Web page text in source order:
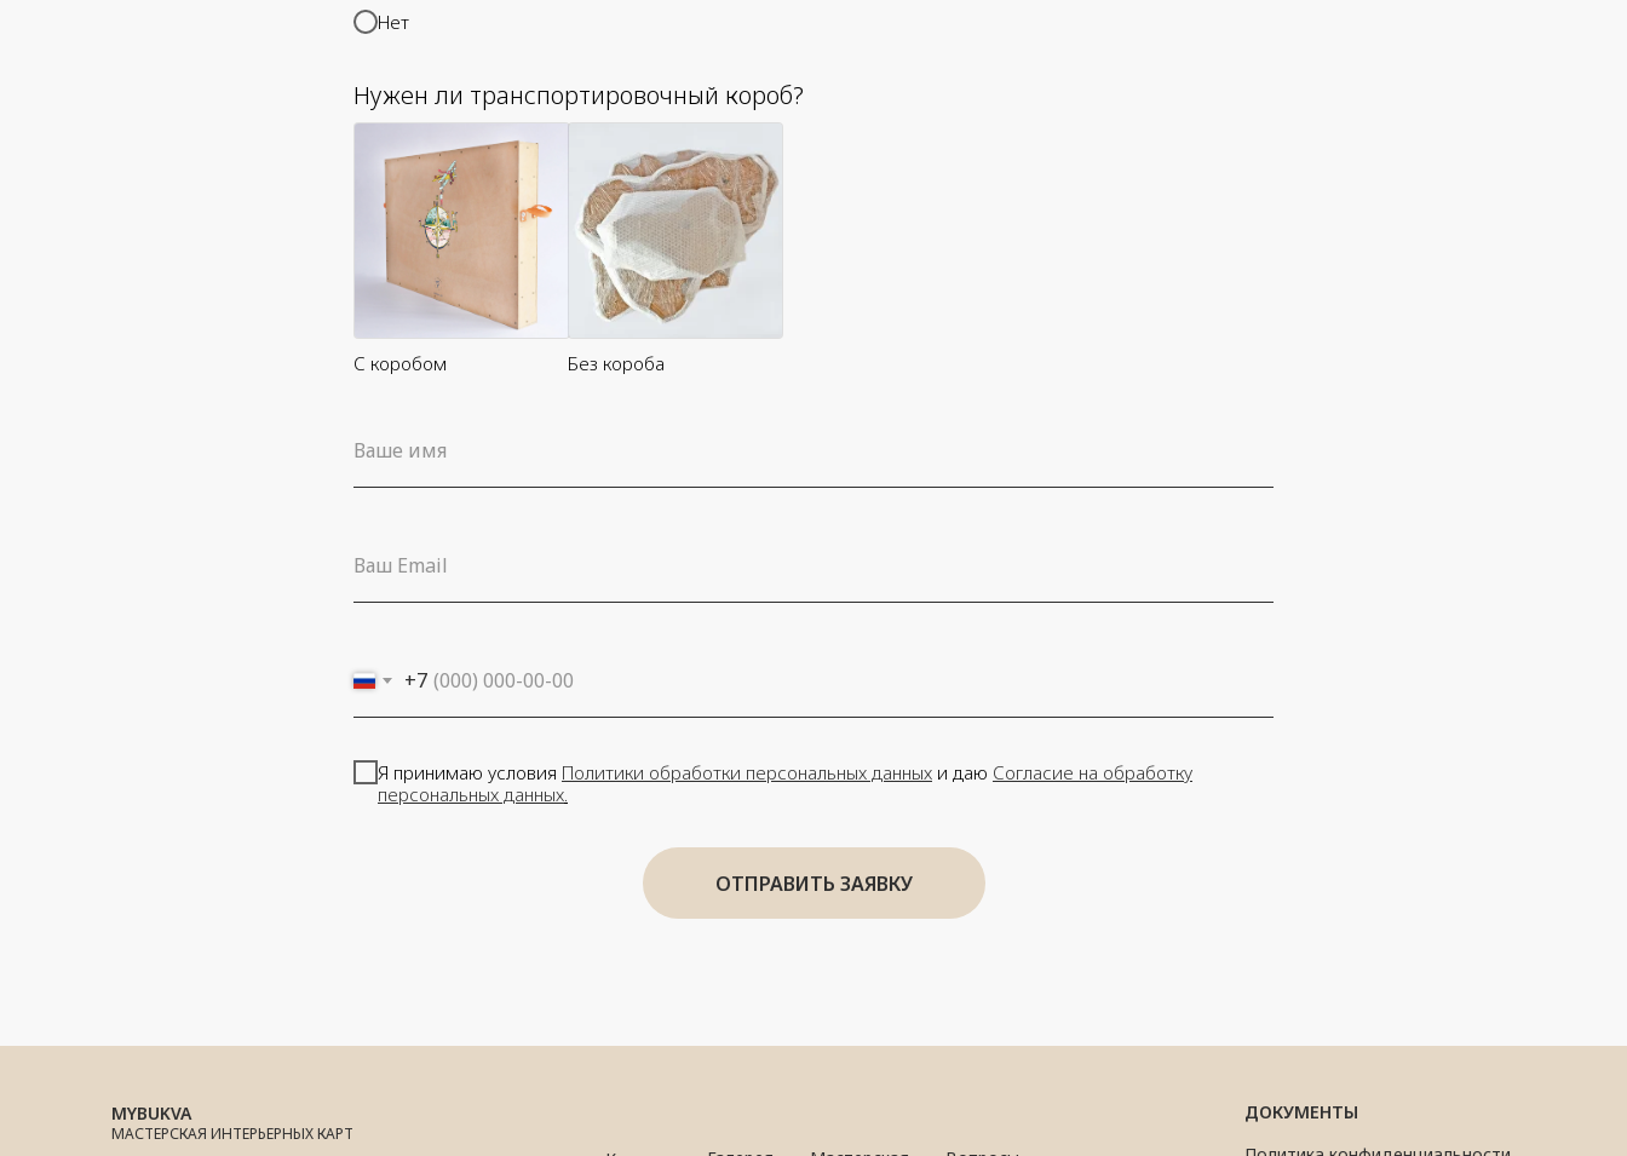
Нет
Нужен ли транспортировочный короб?
С коробом Без короба
+7
Я принимаю условия Политики обработки персональных данных и даю Согласие на обработку
персональных данных
ОТПРАВИТЬ ЗАЯВКУ
ДОКУМЕНТЫ
MYBUKVA
МАСТЕРСКАЯ ИНТЕРЬЕРНЫХ КАРТ